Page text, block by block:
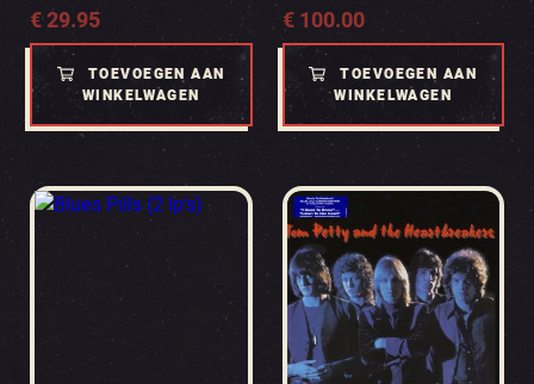
€29.95
TOEVOEGEN AAN
WINKELWAGEN
€100.00
TOEVOEGEN AAN
WINKELWAGEN